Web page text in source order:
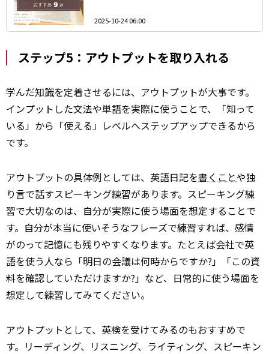
2025-10-24 06:00
ステップ5：アウトプットを取り入れる
学んだ知識を定着させるには、アウトプットが大事です。
インプットした文法や単語を実際に使うことで、「知って
いる」から「使える」レベルへステップアップできるから
です。
アウトプットの具体例としては、英語日記を書くことや独
り言で話すスピーキング練習があります。スピーキング練
習で大切なのは、自分が実際に使う場面を想定することで
す。自分が本当に使いそうなフレーズで練習すれば、感情
がのって記憶にも残りやすくなります。たとえば会社で英
語を使う人なら「明日の会議は何時からですか?」「この資
料を確認していただけますか?」など、日常的に使う場面を
想定して練習してみてください。
アウトプットとして、英検を受けてみるのもおすすめで
す。リーディング、リスニング、ライティング、スピーキン